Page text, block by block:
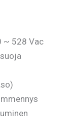
~ 528 Vac